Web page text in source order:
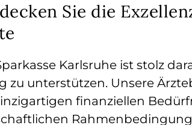
Sie die
Karlsruhe ist stolz
zu unterstützen. Unsere
finanziellen